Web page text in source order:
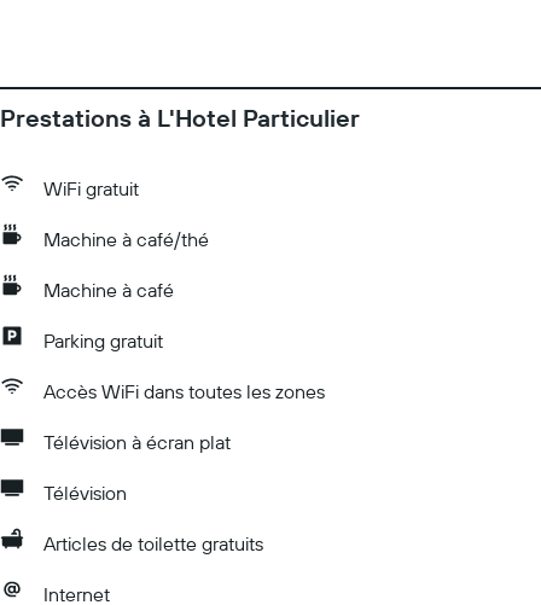
Prestations à L'Hotel Particulier
WiFi gratuit
Machine à café/thé
Machine à café
Parking gratuit
Accès WiFi dans toutes les zones
Télévision à écran plat
Télévision
Articles de toilette gratuits
Internet